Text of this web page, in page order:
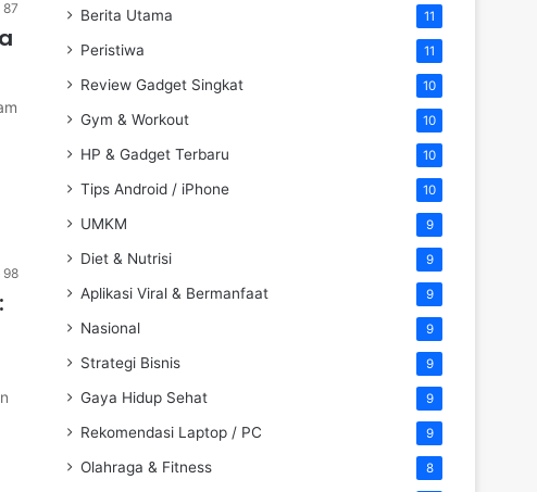
87
98
Berita Utama 11
Peristiwa 11
Review Gadget Singkat 10
Gym & Workout 10
HP & Gadget Terbaru 10
Tips Android / iPhone 10
UMKM 9
Diet & Nutrisi 9
Aplikasi Viral & Bermanfaat 9
Nasional 9
Strategi Bisnis 9
Gaya Hidup Sehat 9
Rekomendasi Laptop / PC 9
Olahraga & Fitness 8